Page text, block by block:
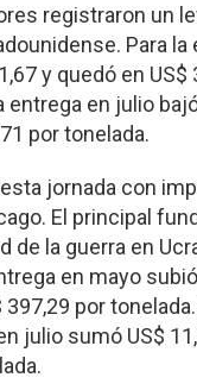
registraron un
Para la
y quedó en US$
entrega en julio
por tonelada.
jornada con
El principal
de la guerra en
en mayo
397,29 por
julio sumó US$